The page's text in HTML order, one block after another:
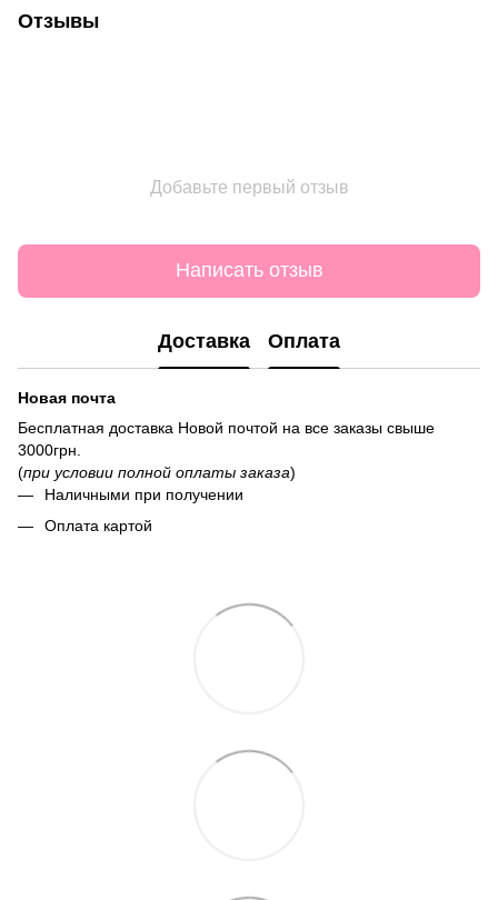
Отзывы
Добавьте первый отзыв
Написать отзыв
Доставка Оплата
Новая почта
Бесплатная доставка Новой почтой на все заказы свыше
3000грн.
(при условии полной оплаты заказа)
Наличными при получении
Оплата картой